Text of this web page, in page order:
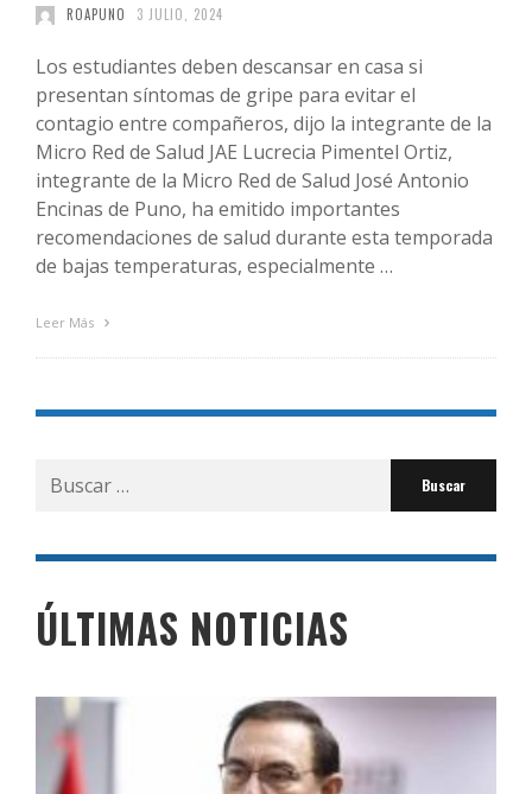
ROAPUNO 3 JULIO, 2024
Los estudiantes deben descansar en casa si
presentan síntomas de gripe para evitar el
contagio entre compañeros, dijo la integrante de la
Micro Red de Salud JAE Lucrecia Pimentel Ortiz,
integrante de la Micro Red de Salud José Antonio
Encinas de Puno, ha emitido importantes
recomendaciones de salud durante esta temporada
de bajas temperaturas, especialmente …
Leer Más
Buscar
por:
ÚLTIMAS NOTICIAS